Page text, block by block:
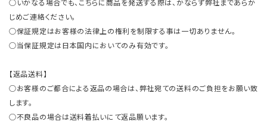
○いかなる場合でも、こちらに商品を発送する際は、かならず弊社まであらか
じめご連絡ください。
○保証規定はお客様の法律上の権利を制限する事は一切ありません。
○当保証規定は日本国内においてのみ有効です。
【返品送料】
○お客様のご都合による返品の場合は、弊社宛ての送料のご負担をお願い致
します。
○不良品の場合は送料着払いにて返品願います。